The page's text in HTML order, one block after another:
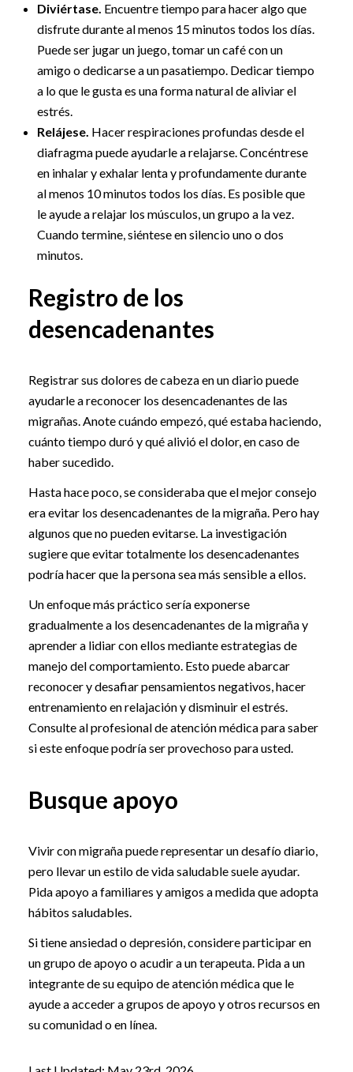
Diviértase. Encuentre tiempo para hacer algo que
disfrute durante al menos 15 minutos todos los días.
Puede ser jugar un juego, tomar un café con un
amigo o dedicarse a un pasatiempo. Dedicar tiempo
a lo que le gusta es una forma natural de aliviar el
estrés.
Relájese. Hacer respiraciones profundas desde el
diafragma puede ayudarle a relajarse. Concéntrese
en inhalar y exhalar lenta y profundamente durante
al menos 10 minutos todos los días. Es posible que
le ayude a relajar los músculos, un grupo a la vez.
Cuando termine, siéntese en silencio uno o dos
minutos.
Registro de los
desencadenantes
Registrar sus dolores de cabeza en un diario puede
ayudarle a reconocer los desencadenantes de las
migrañas. Anote cuándo empezó, qué estaba haciendo,
cuánto tiempo duró y qué alivió el dolor, en caso de
haber sucedido.
Hasta hace poco, se consideraba que el mejor consejo
era evitar los desencadenantes de la migraña. Pero hay
algunos que no pueden evitarse. La investigación
sugiere que evitar totalmente los desencadenantes
podría hacer que la persona sea más sensible a ellos.
Un enfoque más práctico sería exponerse
gradualmente a los desencadenantes de la migraña y
aprender a lidiar con ellos mediante estrategias de
manejo del comportamiento. Esto puede abarcar
reconocer y desafiar pensamientos negativos, hacer
entrenamiento en relajación y disminuir el estrés.
Consulte al profesional de atención médica para saber
si este enfoque podría ser provechoso para usted.
Busque apoyo
Vivir con migraña puede representar un desafío diario,
pero llevar un estilo de vida saludable suele ayudar.
Pida apoyo a familiares y amigos a medida que adopta
hábitos saludables.
Si tiene ansiedad o depresión, considere participar en
un grupo de apoyo o acudir a un terapeuta. Pida a un
integrante de su equipo de atención médica que le
ayude a acceder a grupos de apoyo y otros recursos en
su comunidad o en línea.